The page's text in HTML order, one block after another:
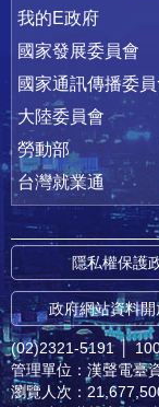
我的E政府
國家發展委員會
國家通訊傳播委
大陸委員會
勞動部
台灣就業通
隱私權保護
政府網站資料
(02)2321-5191 │
管理單位：漢聲電臺
瀏覽人次：